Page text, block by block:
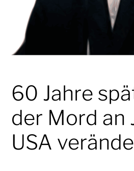
60 Jahre
der Mord an
USA